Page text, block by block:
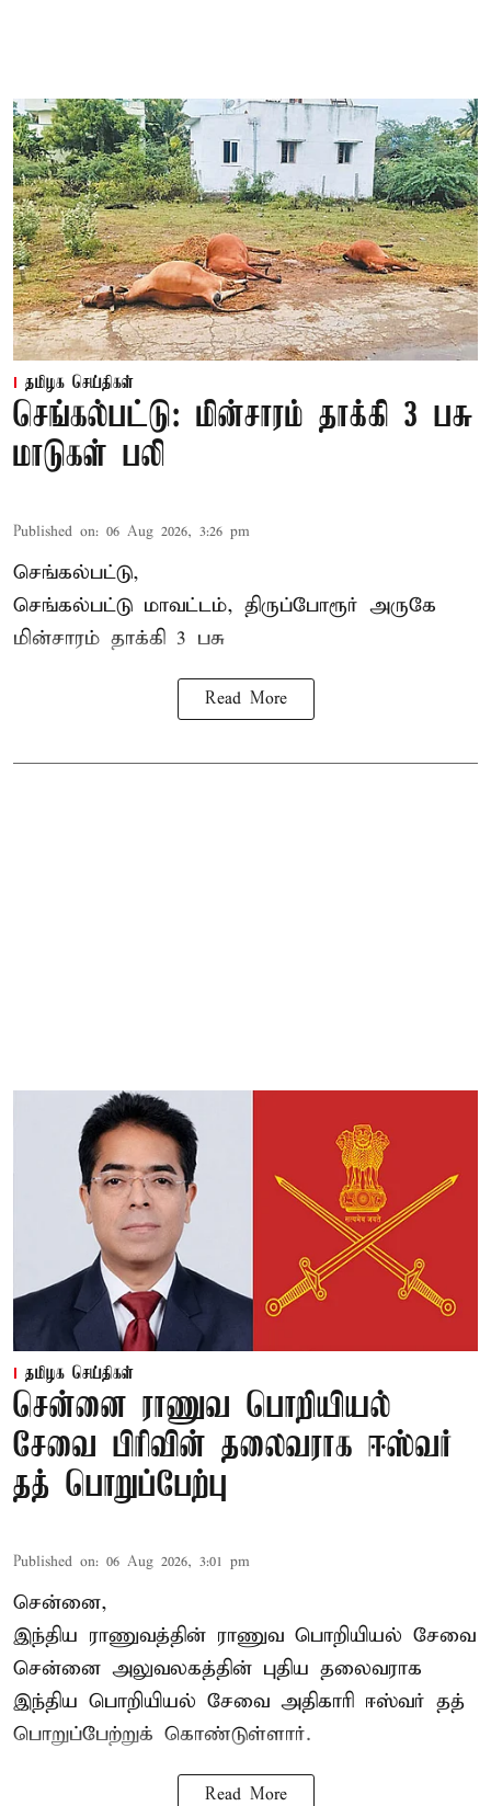
தமிழக செய்திகள்
செங்கல்பட்டு: மின்சாரம் தாக்கி 3 பசு
மாடுகள் பலி
Published on: 06 Aug 2026, 3:26 pm
செங்கல்பட்டு,
செங்கல்பட்டு மாவட்டம், திருப்போரூர் அருகே
மின்சாரம் தாக்கி 3 பசு
Read More
தமிழக செய்திகள்
சென்னை ராணுவ பொறியியல்
சேவை பிரிவின் தலைவராக ஈஸ்வர்
தத் பொறுப்பேற்பு
Published on: 06 Aug 2026, 3:01 pm
சென்னை,
இந்திய ராணுவத்தின் ராணுவ பொறியியல் சேவை
சென்னை அலுவலகத்தின் புதிய தலைவராக
இந்திய பொறியியல் சேவை அதிகாரி ஈஸ்வர் தத்
பொறுப்பேற்றுக் கொண்டுள்ளார்.
Read More